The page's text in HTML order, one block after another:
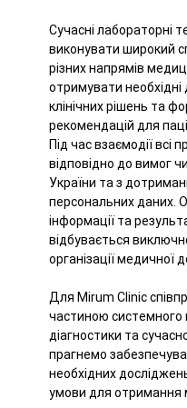
Сучасні лабораторні
виконувати широкий
різних напрямів
отримувати
клінічних рішень та
рекомендацій для
Під час взаємодії всі
відповідно до вимог
України та з
персональних даних.
інформації та
відбувається
організації медичної
Для Mirum Clinic
частиною системного
діагностики та
прагнемо
необхідних
умови для отримання